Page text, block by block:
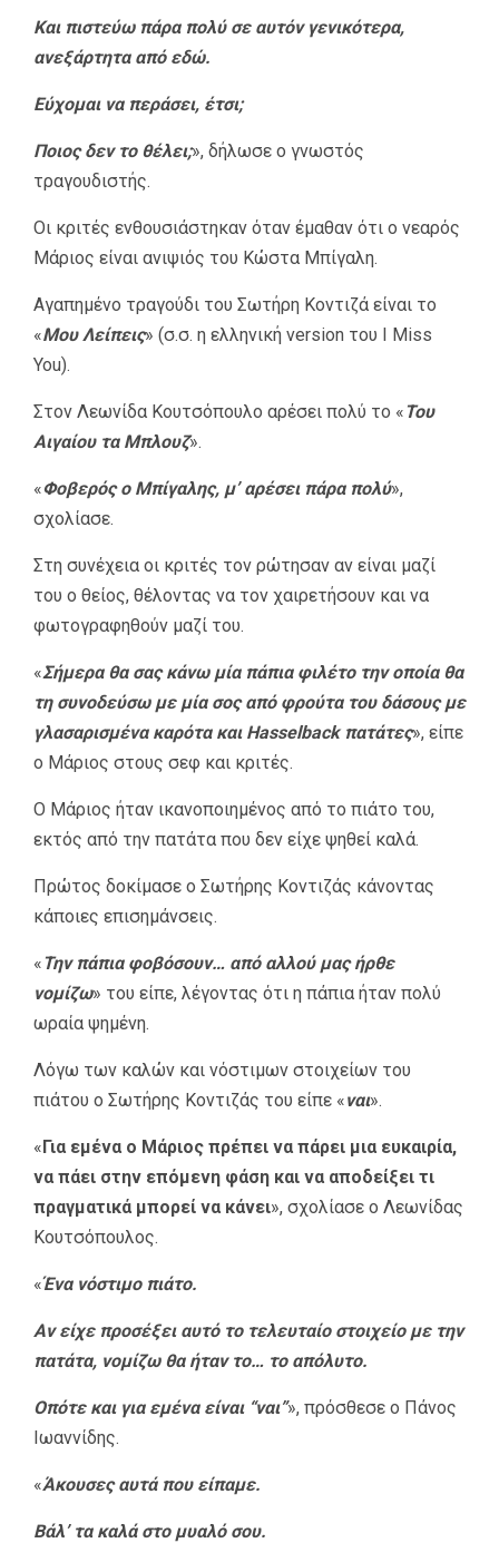
Και πιστεύω πάρα πολύ σε αυτόν γενικότερα,
ανεξάρτητα από εδώ.
Εύχομαι να περάσει, έτσι;
Ποιος δεν το θέλει;», δήλωσε ο γνωστός
τραγουδιστής.
Οι κριτές ενθουσιάστηκαν όταν έμαθαν ότι ο νεαρός
Μάριος είναι ανιψιός του Κώστα Μπίγαλη.
Αγαπημένο τραγούδι του Σωτήρη Κοντιζά είναι το
«Μου Λείπεις» (σ.σ. η ελληνική version του I Miss
You).
Στον Λεωνίδα Κουτσόπουλο αρέσει πολύ το « Του
Αιγαίου τα Μπλουζ».
«Φοβερός ο Μπίγαλης, μ’ αρέσει πάρα πολύ»,
σχολίασε.
Στη συνέχεια οι κριτές τον ρώτησαν αν είναι μαζί
του ο θείος, θέλοντας να τον χαιρετήσουν και να
φωτογραφηθούν μαζί του.
«Σήμερα θα σας κάνω μία πάπια φιλέτο την οποία θα
τη συνοδεύσω με μία σος από φρούτα του δάσους με
γλασαρισμένα καρότα και Hasselback πατάτες», είπε
ο Μάριος στους σεφ και κριτές.
Ο Μάριος ήταν ικανοποιημένος από το πιάτο του,
εκτός από την πατάτα που δεν είχε ψηθεί καλά.
Πρώτος δοκίμασε ο Σωτήρης Κοντιζάς κάνοντας
κάποιες επισημάνσεις.
« Την πάπια φοβόσουν… από αλλού μας ήρθε
νομίζω» του είπε, λέγοντας ότι η πάπια ήταν πολύ
ωραία ψημένη.
Λόγω των καλών και νόστιμων στοιχείων του
πιάτου ο Σωτήρης Κοντιζάς του είπε «ναι».
«Για εμένα ο Μάριος πρέπει να πάρει μια ευκαιρία,
να πάει στην επόμενη φάση και να αποδείξει τι
πραγματικά μπορεί να κάνει», σχολίασε ο Λεωνίδας
Κουτσόπουλος.
«Ένα νόστιμο πιάτο.
Αν είχε προσέξει αυτό το τελευταίο στοιχείο με την
πατάτα, νομίζω θα ήταν το… το απόλυτο.
Οπότε και για εμένα είναι “ναι”», πρόσθεσε ο Πάνος
Ιωαννίδης.
«Άκουσες αυτά που είπαμε.
Βάλ’ τα καλά στο μυαλό σου.